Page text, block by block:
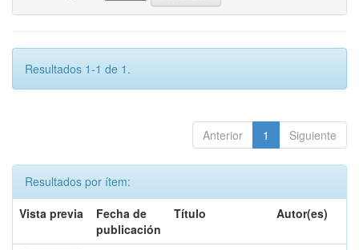
Resultados 1-1 de 1.
Anterior 1 Siguiente
Resultados por ítem:
Vista previa
Fecha de
publicación
Título Autor(es)